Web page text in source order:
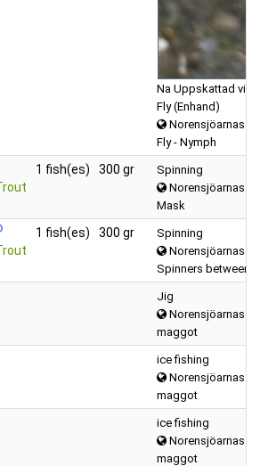
Na Uppskattad vikt
Fly (Enhand)
Norensjöarnas
Fly - Nymph
1 fish(es) 300 gr
Spinning
Norensjöarnas
Mask
1 fish(es) 300 gr
Spinning
Norensjöarnas
Spinners between
Jig
Norensjöarnas
maggot
ice fishing
Norensjöarnas
maggot
ice fishing
Norensjöarnas
maggot